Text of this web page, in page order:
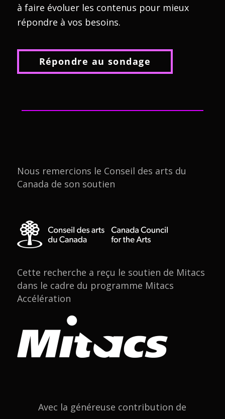
à faire évoluer les contenus pour mieux
répondre à vos besoins.
Répondre au sondage
Nous remercions le Conseil des arts du
Canada de son soutien
Cette recherche a reçu le soutien de Mitacs
dans le cadre du programme Mitacs
Accélération
Avec la généreuse contribution de